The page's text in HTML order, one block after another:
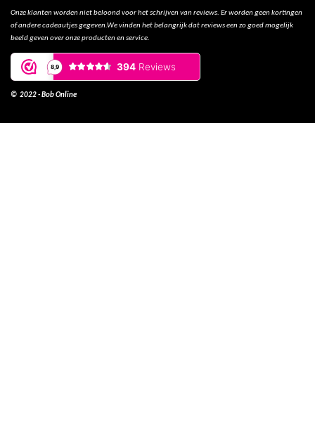
Onze klanten worden niet beloond voor het schrijven van reviews. Er worden geen kortingen
of andere cadeautjes gegeven.We vinden het belangrijk dat reviews een zo goed mogelijk
beeld geven over onze producten en service.
© 2022 - Bob Online